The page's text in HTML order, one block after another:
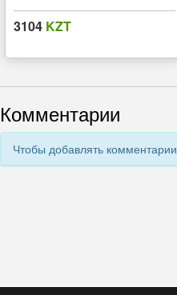
3104 KZT
Комментарии
Чтобы добавлять комментарии